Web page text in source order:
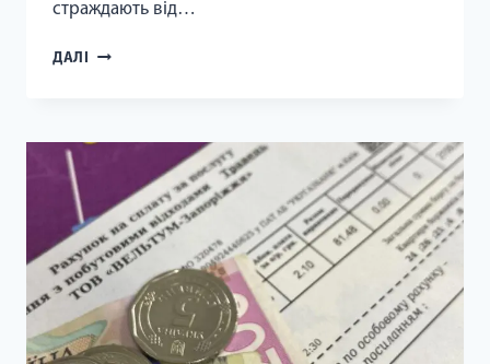
страждають від…
ДАЛІ
ПЛАНОВА
ШЕВЧЕНКІВСЬКОМУ